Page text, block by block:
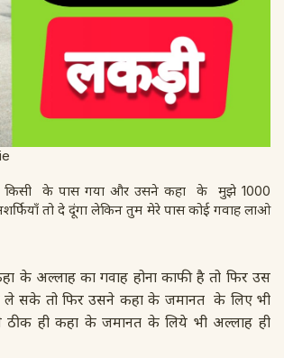
किसी के पास गया और उसने कहा के मुझे 1000
तो दे दूंगा लेकिन तुम मेरे पास कोई गवाह लाओ
अल्लाह का गवाह होना काफी है तो फिर उस
ले सके तो फिर उसने कहा के जमानत के लिए भी
ही कहा के जमानत के लिये भी अल्लाह ही